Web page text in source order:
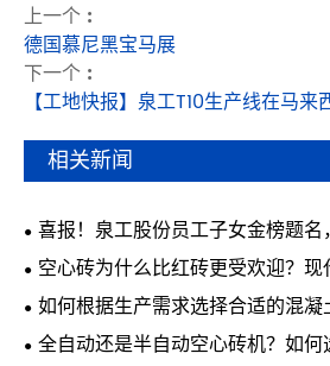
上一个 :
德国慕尼黑宝马展
下一个 :
【工地快报】泉工T10生产线在马来
相关新闻
喜报！泉工股份员工子女金榜题
空心砖为什么比红砖更受欢迎？
如何根据生产需求选择合适的混凝
全自动还是半自动空心砖机？如